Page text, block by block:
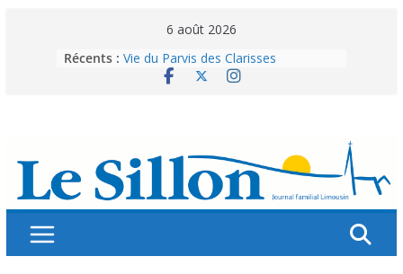
6 août 2026
Récents : Vie du Parvis des Clarisses
La brochure « Des vacances
Splendeurs murales de nos églises
Abonnez-vous ! Réabonnez-vous !